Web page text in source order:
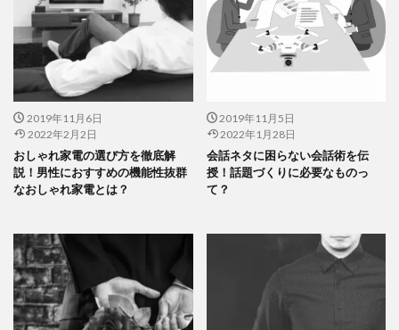
2019年11月6日
2022年2月2日
おしゃれ家電の選び方を徹底解
説！男性におすすめの機能性抜群
なおしゃれ家電とは？
2019年11月5日
2022年1月28日
会話ネタに困らない会話術を伝
授！話題づくりに必要なものっ
て？